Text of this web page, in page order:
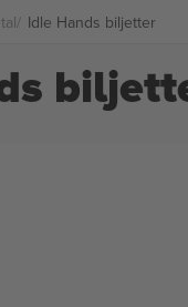
Idle Hands biljetter